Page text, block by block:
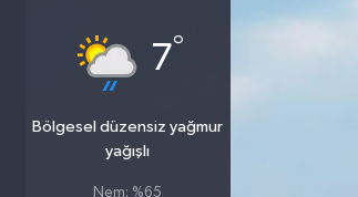
7°
Bölgesel düzensiz yağmur
yağışlı
Nem: %65